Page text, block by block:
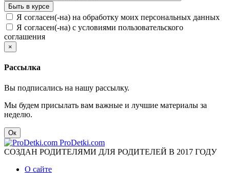
Я согласен(-на) на обработку моих персональных данных
Я согласен(-на) с условиями пользовательского
соглашения
×
Рассылка
Вы подписались на нашу рассылку.
Мы будем присылать вам важные и лучшие материалы за
неделю.
Ок
ProDetki.com
СОЗДАН РОДИТЕЛЯМИ ДЛЯ РОДИТЕЛЕЙ В 2017 ГОДУ
О сайте